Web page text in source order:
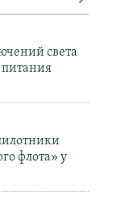
света
питания
флота» у